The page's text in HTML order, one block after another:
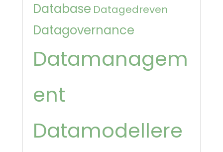
Database Datagedreven
Datagovernance
Datamanagem
ent
Datamodellere